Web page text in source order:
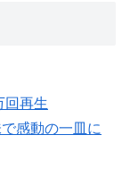
回再生
感動の一皿に